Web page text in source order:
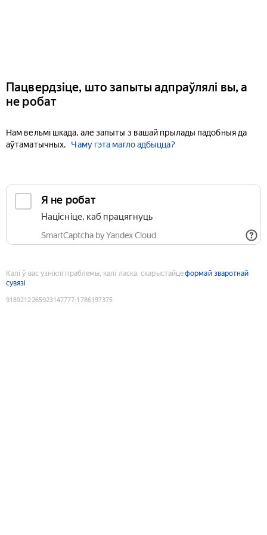
Пацвердзіце, што запыты адпраўлялі вы, а
не робат
Нам вельмі шкада, але запыты з вашай прылады падобныя да
аўтаматычных.
Чаму гэта магло адбыцца?
Я не робат
Націсніце, каб працягнуць
SmartCaptcha by Yandex Cloud
Калі ў вас узніклі праблемы, калі ласка, скарыстайцеформай зваротнай
сувязі
9189212265923147777:1786197375